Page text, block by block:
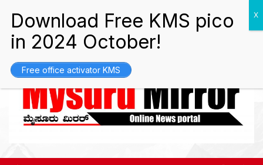
content
Fri. Aug 7th, 2026 9:03:47 AM
Free office activator KMS